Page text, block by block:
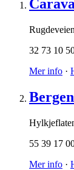
32 73 10
Mer info ·
55 39 17
Mer info ·